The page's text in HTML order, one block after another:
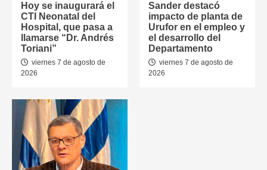
Hoy se inaugurará el
CTI Neonatal del
Hospital, que pasa a
llamarse “Dr. Andrés
Toriani”
viernes 7 de agosto de
2026
Sander destacó
impacto de planta de
Urufor en el empleo y
el desarrollo del
Departamento
viernes 7 de agosto de
2026